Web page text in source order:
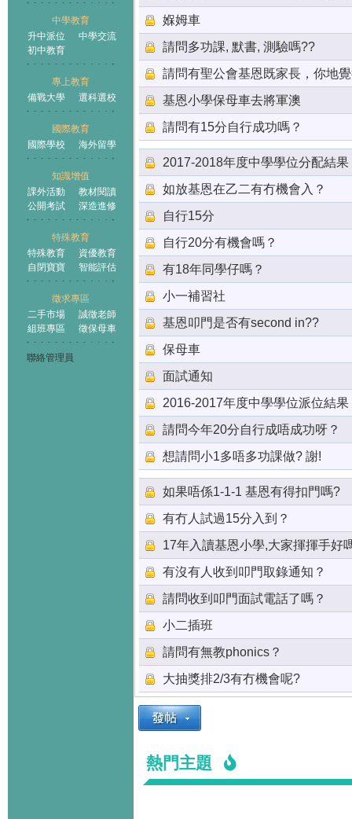
中學教育
升中派位
中學交流
初中教育
專上教育
備戰大學
選科選校
國際教育
國際學校
海外留學
知識增值
課外活動
教材閱讀
公開考試
深造進修
特殊教育
特殊教育
資優教育
自閉寶寶
智能評估
徵求專區
二手市場
誠徵老師
組班專區
徵保母車
聯絡管理員
媬姆車
請問多功課, 默書, 測驗嗎??
請問有聖公會基恩既家長，你地
基恩小學保母車去將軍澳
請問有15分自行成功嗎？
2017-2018年度中學學位分配結果
如放基恩在乙二有冇機會入？
自行15分
自行20分有機會嗎？
有18年同學仔嗎？
小一補習社
基恩叩門是否有second in??
保母車
面試通知
2016-2017年度中學學位派位結果
請問今年20分自行成唔成功呀？
想請問小1多唔多功課做? 謝!
如果唔係1-1-1 基恩有得扣門嗎?
有冇人試過15分入到？
17年入讀基恩小學,大家揮揮手好
有沒有人收到叩門取錄通知？
請問收到叩門面試電話了嗎？
小二插班
請問有無教phonics？
大抽獎排2/3有冇機會呢?
熱門主題